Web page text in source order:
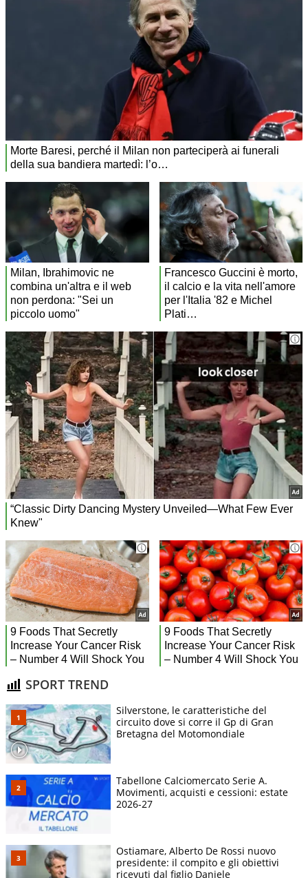
SPORT TREND
Silverstone, le caratteristiche del
circuito dove si corre il Gp di Gran
Bretagna del Motomondiale
Tabellone Calciomercato Serie A.
Movimenti, acquisti e cessioni: estate
2026-27
Ostiamare, Alberto De Rossi nuovo
presidente: il compito e gli obiettivi
ricevuti dal figlio Daniele